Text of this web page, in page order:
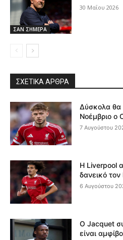
ΣΑΝ ΣΗΜΕΡΑ
30 Μαΐου 2026
ΣΧΕΤΙΚΆ ΆΡΘΡΑ
Δύσκολα θα
Νοέμβριο ο
7 Αυγούστου
Η Liverpool
δανεικό τον
6 Αυγούστου
Ο Jacquet
είναι